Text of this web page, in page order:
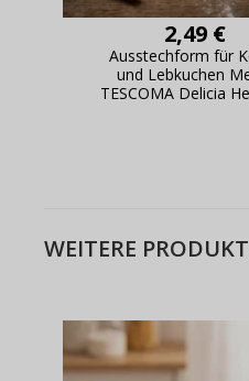
2,49 €
Ausstechform für
und Lebkuchen
TESCOMA Delicia
WEITERE